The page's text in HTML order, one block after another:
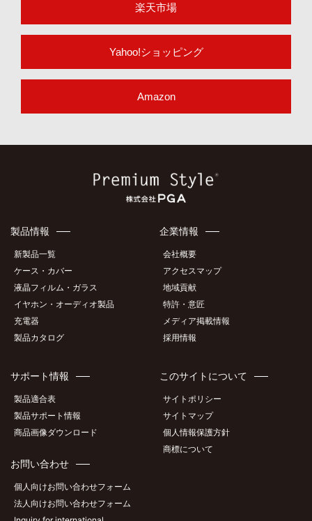
楽天市場
Yahoo!ショッピング
Amazon
製品情報
新製品一覧
ケース・カバー
液晶フィルム・ガラス
イヤホン・オーディオ製品
充電器
製品カタログ
企業情報
会社概要
アクセスマップ
地域貢献
特許・意匠
メディア掲載情報
採用情報
サポート情報
製品適合表
製品サポート情報
商品画像ダウンロード
お問い合わせ
個人向けお問い合わせフォーム
法人向けお問い合わせフォーム
このサイトについて
サイトポリシー
サイトマップ
個人情報保護方針
商標について